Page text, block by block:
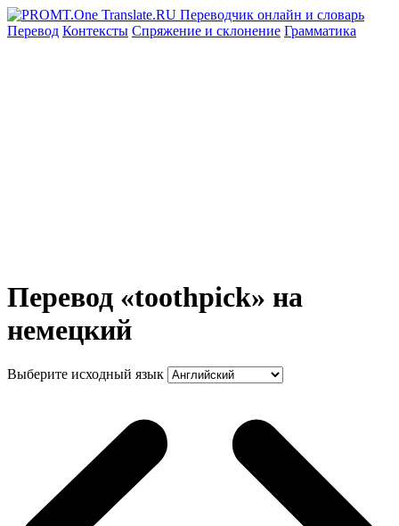
Перевод Контексты Спряжение и склонение Грамматика
Перевод «toothpick» на
немецкий
Выберите исходный язык